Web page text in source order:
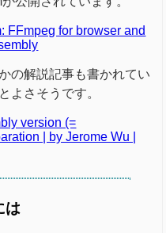
FFmpeg for browser and
の解説記事も書かれてい
よさそうです。
version (=
| by Jerome Wu |
は